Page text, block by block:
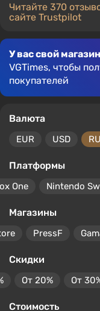
Читайте 370
сайте Trustpilot
У вас свой
VGTimes, чтобы
покупателей
Валюта
EUR USD
Платформы
One Nintendo
Магазины
PressF
Скидки
От 20% От
Стоимость